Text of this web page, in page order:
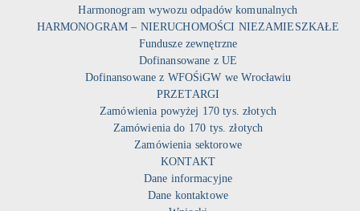
Harmonogram wywozu odpadów komunalnych
HARMONOGRAM – NIERUCHOMOŚCI NIEZAMIESZKAŁE
Fundusze zewnętrzne
Dofinansowane z UE
Dofinansowane z WFOŚiGW we Wrocławiu
PRZETARGI
Zamówienia powyżej 170 tys. złotych
Zamówienia do 170 tys. złotych
Zamówienia sektorowe
KONTAKT
Dane informacyjne
Dane kontaktowe